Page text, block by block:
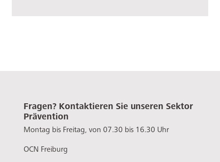
Fragen? Kontaktieren Sie unseren Sektor
Prävention
Montag bis Freitag, von 07.30 bis 16.30 Uhr
OCN Freiburg